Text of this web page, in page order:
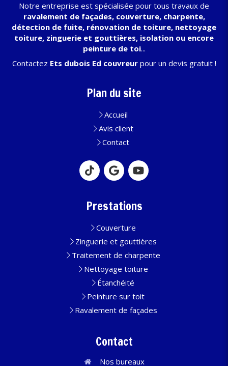
Notre entreprise est spécialisée pour tous travaux de
ravalement de façades, couverture, charpente,
détection de fuite, rénovation de toiture, nettoyage
toiture, zinguerie et gouttières, isolation ou encore
peinture de toi...
Contactez Ets dubois Ed couvreur pour un devis gratuit !
Plan du site
Accueil
Avis client
Contact
Prestations
Couverture
Zinguerie et gouttières
Traitement de charpente
Nettoyage toiture
Étanchéité
Peinture sur toit
Ravalement de façades
Contact
Nos bureaux